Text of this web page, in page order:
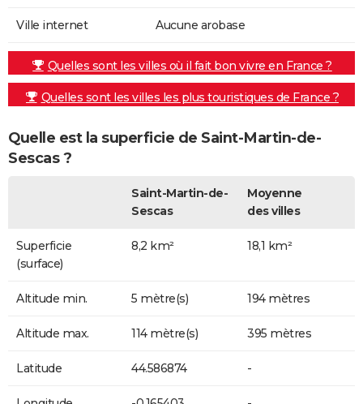
Ville internet Aucune arobase
Quelles sont les villes où il fait bon vivre en France ?
Quelles sont les villes les plus touristiques de France ?
Quelle est la superficie de Saint-Martin-de-
Sescas ?
Saint-Martin-de-
Sescas
Moyenne
des villes
Superficie
(surface)
8,2 km² 18,1 km²
Altitude min. 5 mètre(s) 194 mètres
Altitude max. 114 mètre(s) 395 mètres
Latitude 44.586874 -